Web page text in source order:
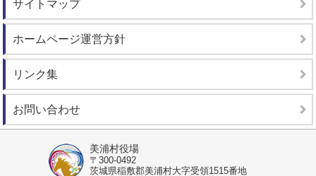
サイトマップ
ホームページ運営方針
リンク集
お問い合わせ
美浦村役場
〒300-0492
茨城県稲敷郡美浦村大字受領1515番地